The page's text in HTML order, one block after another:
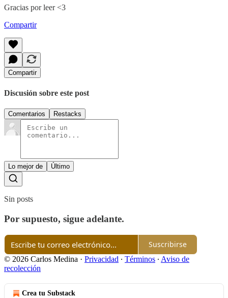
Gracias por leer <3
Compartir
Compartir
Discusión sobre este post
Comentarios Restacks
Lo mejor de Último
Sin posts
Por supuesto, sigue adelante.
Suscribirse
© 2026 Carlos Medina · Privacidad ∙ Términos ∙ Aviso de
recolección
Crea tu Substack